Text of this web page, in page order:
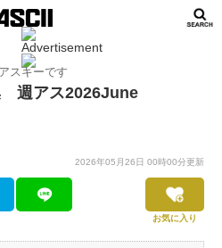
スキーです
週アス2026June
2026年05月26日 00時00分更新
お気に入り